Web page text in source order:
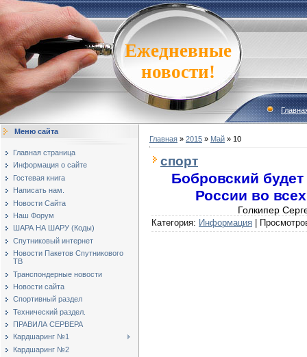
Ежедневные
новости!
Меню сайта
Главная страница
Информация о сайте
Гостевая книга
Написать нам.
Новости Сайта
Наш Форум
ШАРА НА ШАРУ (Коды)
Спутниковый интернет
Новости Пакетов Спутникового
ТВ
Транспондерные новости
Новости сайта
Спортивный раздел
Технический раздел.
ПРАВИЛА СЕРВЕРА
Кардшаринг №1
Кардшаринг №2
Главная » 2015 » Май » 10
спорт
Бобровский
России во
Голкипер
Категория: Информация